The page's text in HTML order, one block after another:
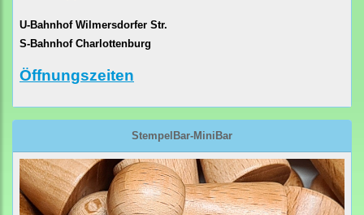
U-Bahnhof Wilmersdorfer Str.
S-Bahnhof Charlottenburg
Öffnungszeiten
StempelBar-MiniBar